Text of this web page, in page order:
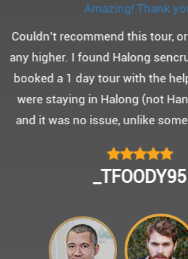
Monchery cruis, 즐거웠던
어머니 환갑여행을 기념하여
루즈 여행을 다녀
부모님을 모시고 가는 여행인
월말에 Darian Culbert를 통해
5성급 신식 몽쉐리 크루즈와 리
멀미가 있으신 부모님을 배려
석으로 배치해주시어
킹은 부모님께 멋진 추억을
어머니 환갑을 기념하여 몽쉐